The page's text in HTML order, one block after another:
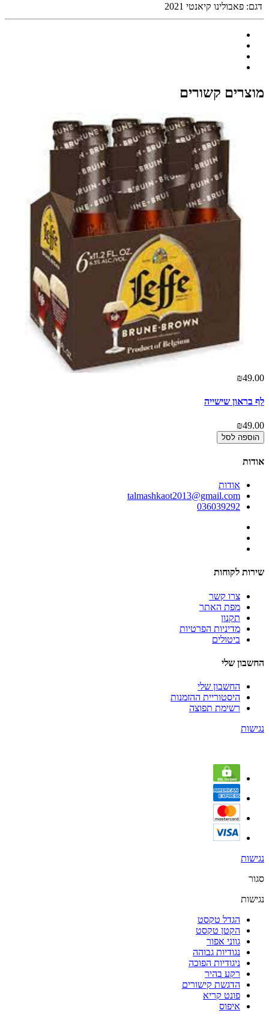
דגם: פאבולינו קיאנטי 2021
מוצרים קשורים
₪49.00
לף בראון שישייה
₪49.00
הוספה לסל
אודות
אודות
talmashkaot2013@gmail.com
036039292
שירות לקוחות
צרו קשר
מפת האתר
תקנון
מדיניות הפרטיות
ביטולים
החשבון שלי
החשבון שלי
היסטוריית ההזמנות
רשימת תפוצה
נגישות
נגישות
סגור
נגישות
הגדל טקסט
הקטן טקסט
גווני אפור
נגודיות גבוהה
ניגודיות הפוכה
רקע בהיר
הדגשת קישורים
פונט קריא
איפוס